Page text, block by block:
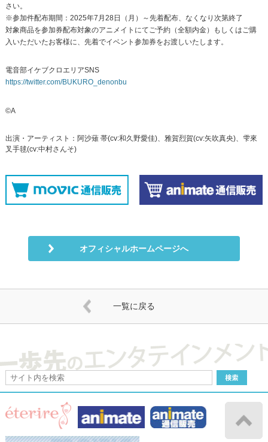
さい。
※参加件配布期間：2025年7月28日（月）～先着配布、なくなり次第終了
対象商品を参加券配布対象のアニメイトにてご予約（全額内金）もしくはご購
入いただいたお客様に、先着でイベント参加券をお渡しいたします。
電音部イケブクロエリアSNS
https://twitter.com/BUKURO_denonbu
©A
出演・アーティスト：阿沙薙 帯(cv:和久野愛佳)、雅賀烈賀(cv:矢吹真央)、雫來
叉手毬(cv:中村さんそ)
オフィシャルホームページへ
一覧に戻る